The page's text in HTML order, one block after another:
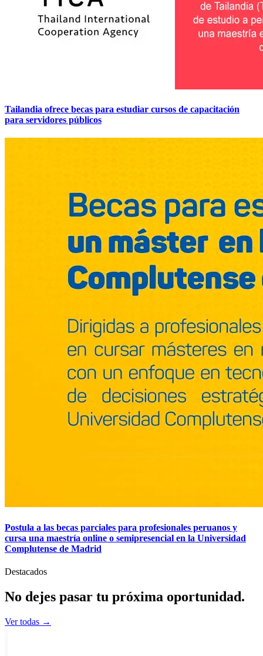
Tailandia ofrece becas para estudiar cursos de capacitación
para servidores públicos
Postula a las becas parciales para profesionales peruanos y
cursa una maestría online o semipresencial en la Universidad
Complutense de Madrid
Destacados
No dejes pasar tu próxima oportunidad.
Ver todas →